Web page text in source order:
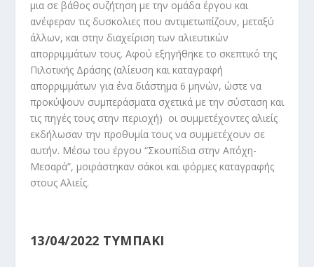
μια σε βάθος συζήτηση με την ομάδα έργου και
ανέφεραν τις δυσκολιες που αντιμετωπίζουν, μεταξύ
άλλων, και στην διαχείριση των αλιευτικών
απορριμμάτων τους. Αφού εξηγήθηκε το σκεπτικό της
Πιλοτικής Δράσης (αλίευση και καταγραφή
απορριμμάτων για ένα διάστημα 6 μηνών, ώστε να
προκύψουν συμπεράσματα σχετικά με την σύσταση και
τις πηγές τους στην περιοχή) οι συμμετέχοντες αλιείς
εκδήλωσαν την προθυμία τους να συμμετέχουν σε
αυτήν. Μέσω του έργου “Σκουπίδια στην Απόχη-
Μεσαρά”, μοιράστηκαν σάκοι και φόρμες καταγραφής
στους Αλιείς.
13/04/2022 ΤΥΜΠΑΚΙ